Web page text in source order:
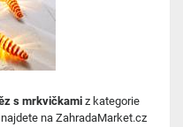
s mrkvičkamiz kategorie
na ZahradaMarket.cz